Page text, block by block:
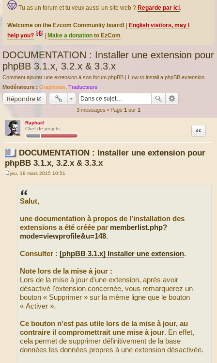
Tu as un forum et tu veux aussi un site web ? Regarde par ici.
Welcome on the Ezcom Community board!
English visitors, may I
help you?
Make a donation to EzCom.
DOCUMENTATION : Installer une extension pour
phpBB 3.1.x, 3.2.x & 3.3.x
Comment ajouter une extension à son forum phpBB | How to install a phpBB extension.
Modérateurs : Graphistes Traducteurs
Répondre
3 messages • Page 1 sur 1
Raphaël
Chef de projets
DOCUMENTATION : Installer une extension pour
phpBB 3.1.x, 3.2.x & 3.3.x
Citation
M
jeu. 19 mars 2015 10:51
Salut,
une documentation à propos de l’installation des
extensions a été créée par memberlist.php?
mode=viewprofile&u=148.
Consulter : [phpBB 3.1.x] Installer une extension.
Note lors de la mise à jour :
Lors de la mise à jour d'une extension, après avoir
désactivé l'extension concernée, vous remarquerez un
bouton « Supprimer » sur la même ligne que le bouton
« Activer ».
Ce bouton n'est pas utile lors de la mise à jour, au
contraire il compromettrait une mise à jour. En effet,
cela permet de supprimer définitivement de la base
données les données propres à une extension désactivée.